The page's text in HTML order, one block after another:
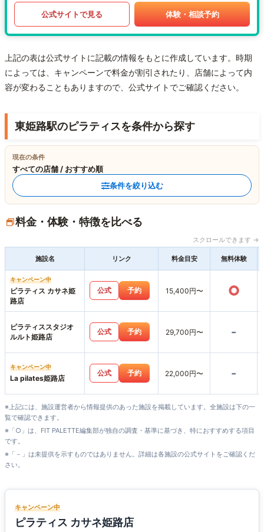
公式サイトで見る 体験・相談予約
上記の表は公式サイトに記載の情報をもとに作成しています。時期
によっては、キャンペーンで料金が割引されたり、店舗によって内
容が変わることもありますので、公式サイトでご確認ください。
東姫路駅のピラティスを条件から探す
現在の条件
すべての店舗 / おすすめ順
条件を絞り込む
料金・体験・特徴を比べる
スクロールできます →
施設名 リンク 料金目安 無料体験
キャンペーン中
ピラティス カサネ姫
路店
公式 予約 15,400円〜 ○
ピラティススタジオ
ルルト姫路店
公式 予約 29,700円〜 -
キャンペーン中
La pilates姫路店
公式 予約 22,000円〜 -
※上記には、施設運営者から情報提供のあった施設を掲載しています。全施設は下の一
覧で確認できます。
※「○」は、FIT PALETTE編集部が独自の調査・基準に基づき、特におすすめする項目
です。
※「－」は未提供を示すものではありません。詳細は各施設の公式サイトをご確認くだ
さい。
キャンペーン中
ピラティス カサネ姫路店